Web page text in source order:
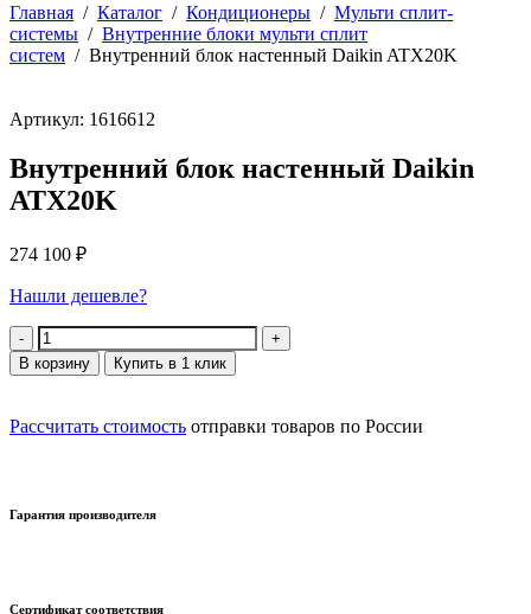
Главная / Каталог / Кондиционеры / Мульти сплит-
системы / Внутренние блоки мульти сплит
систем / Внутренний блок настенный Daikin ATX20K
Артикул: 1616612
Внутренний блок настенный Daikin
ATX20K
274 100 ₽
Нашли дешевле?
Количество
В корзину Купить в 1 клик
Рассчитать стоимость отправки товаров по России
Гарантия производителя
Сертификат соответствия